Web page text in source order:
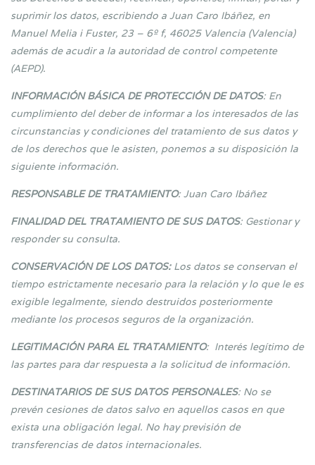
suprimir los datos, escribiendo a Juan Caro Ibáñez, en
Manuel Melia i Fuster, 23 – 6º f, 46025 Valencia (Valencia)
además de acudir a la autoridad de control competente
(AEPD).
INFORMACIÓN BÁSICA DE PROTECCIÓN DE DATOS: En
cumplimiento del deber de informar a los interesados de las
circunstancias y condiciones del tratamiento de sus datos y
de los derechos que le asisten, ponemos a su disposición la
siguiente información.
RESPONSABLE DE TRATAMIENTO: Juan Caro Ibáñez
FINALIDAD DEL TRATAMIENTO DE SUS DATOS: Gestionar y
responder su consulta.
CONSERVACIÓN DE LOS DATOS: Los datos se conservan el
tiempo estrictamente necesario para la relación y lo que le es
exigible legalmente, siendo destruidos posteriormente
mediante los procesos seguros de la organización.
LEGITIMACIÓN PARA EL TRATAMIENTO: Interés legítimo de
las partes para dar respuesta a la solicitud de información.
DESTINATARIOS DE SUS DATOS PERSONALES: No se
prevén cesiones de datos salvo en aquellos casos en que
exista una obligación legal. No hay previsión de
transferencias de datos internacionales.